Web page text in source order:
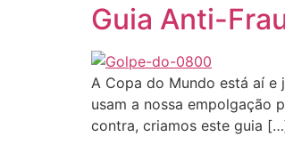
Guia Anti-
A Copa do Mundo está aí e
usam a nossa empolgação
contra, criamos este guia